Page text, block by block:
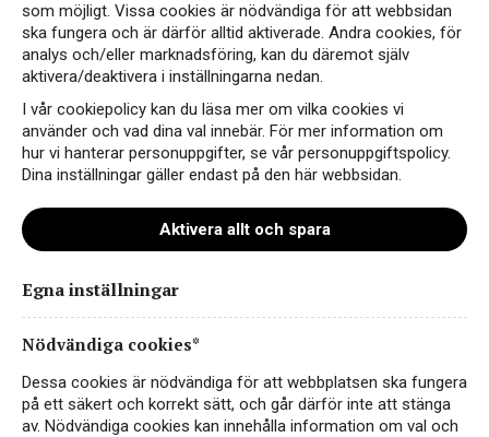
Vingårdarna ligger på 350 - 500 meter över havet.
Vår och höst är milda, somrarna kan vara mycket
varma och vintrarna karga. Här produceras 16
miljoner flaskor om året varav 90% är roséviner. I
området finns 75 privata producenter och 10
kooperativ.
som möjligt. Vissa cookies är nödvändiga för att webbsidan
ska fungera och är därför alltid aktiverade. Andra cookies, för
analys och/eller marknadsföring, kan du däremot själv
aktivera/deaktivera i inställningarna nedan.
I vår cookiepolicy kan du läsa mer om vilka cookies vi
använder och vad dina val innebär. För mer information om
hur vi hanterar personuppgifter, se vår personuppgiftspolicy.
Dina inställningar gäller endast på den här webbsidan.
Aktivera allt och spara
Egna inställningar
Nödvändiga cookies*
Dessa cookies är nödvändiga för att webbplatsen ska fungera
på ett säkert och korrekt sätt, och går därför inte att stänga
av. Nödvändiga cookies kan innehålla information om val och